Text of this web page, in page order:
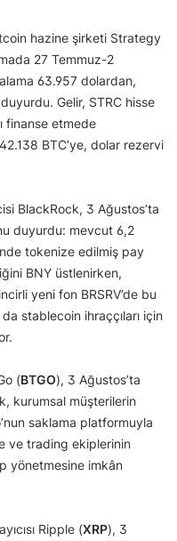
hazine şirketi Strategy
27 Temmuz-2
63.957 dolardan,
Gelir, STRC hisse
finanse etmede
BTC’ye, dolar rezervi
BlackRock, 3 Ağustos’ta
duyurdu: mevcut 6,2
tokenize edilmiş pay
BNY üstlenirken,
yeni fon BRSRV’de bu
stablecoin ihraççıları için
(BTGO), 3 Ağustos’ta
kurumsal müşterilerin
saklama platformuyla
ve trading ekiplerinin
yönetmesine imkân
Ripple (XRP), 3